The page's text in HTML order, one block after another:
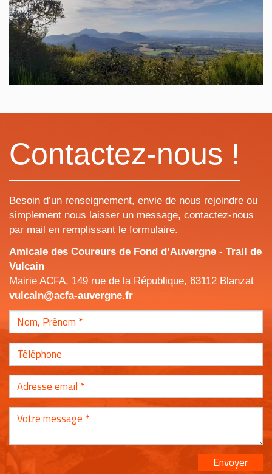
Contactez-nous !
Besoin d’un renseignement, envie de nous rejoindre ou
simplement nous laisser un message, contactez-nous
par mail en remplissant le formulaire.
Amicale des Coureurs de Fond d’Auvergne - Trail de
Vulcain
Mairie ACFA, 149 rue de la République, 63112 Blanzat
vulcain@acfa-auvergne.fr
Envoyer